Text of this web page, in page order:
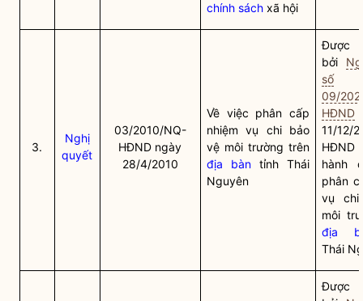
chính sách xã hội
3.
Nghị
quyết
03/2010/NQ-
HĐND ngày
28/4/2010
Về việc phân cấp
nhiệm vụ chi bảo
vệ môi trường trên
địa bàntỉnh Thái
Nguyên
Được
bởi
số
09/
HĐND
11/12/
HĐND
hành
phân
vụ
môi
địa
Thái
Được